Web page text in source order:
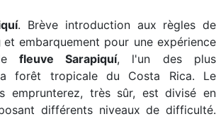
. Brève introduction aux règles de
et embarquement pour une expérience
fleuve Sarapiquí, l'un des plus
forêt tropicale du Costa Rica. Le
emprunterez, très sûr, est divisé en
différents niveaux de difficulté.